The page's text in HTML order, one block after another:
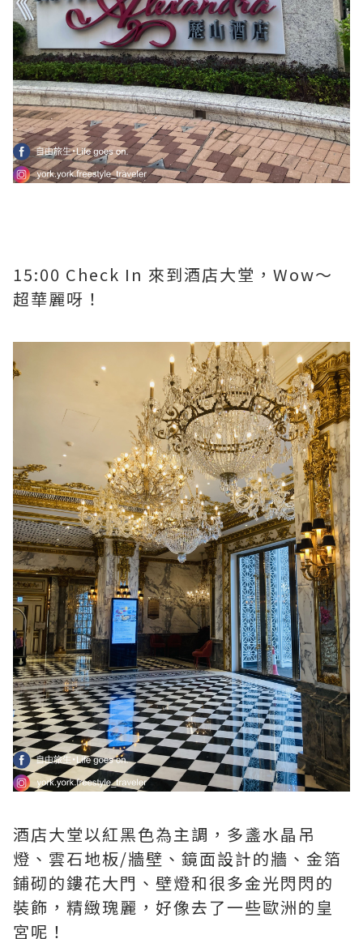
15:00 Check In 來到酒店大堂，Wow～
超華麗呀！
酒店大堂以紅黑色為主調，多盞水晶吊
燈、雲石地板/牆壁、鏡面設計的牆、金箔
鋪砌的鏤花大門、壁燈和很多金光閃閃的
裝飾，精緻瑰麗，好像去了一些歐洲的皇
宮呢！